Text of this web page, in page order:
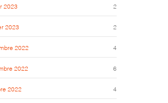
2023 2
2023 2
2022 4
2022 6
2022 4